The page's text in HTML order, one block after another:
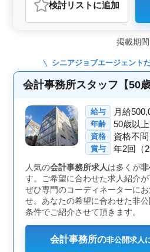
おすすめポイント
＜シニア向けキャリアチャンス
助業務です。シニア向けのキャ
ります。50代以上のベテラン経
ンサルティング業務経験者は優
で、経営アドバイスや
車通勤OK・賞与充実＞ 美栄橋
勤も可能です（駐車場無料）。
ます。働きがいのある環境で、
るところが魅力です。 ＜ワー
＞ 週休2日制で、土日祝休みに
末年始、GW休暇、有給休暇も取
時間帯で、休憩時間も60分確保
検討リスト に追加
掲載期
シニアジョブエージェント
会計事務所スタッフ【50
給与 月給
年齢 50歳以
資格 資格不問
賞与 年2回（2
人気の会計事務所求人は多くが
す。ご希望に合わせた求人紹介が
ぜひ専門のコーディネーターに
せ。あなたの希望に合わせた非
条件でご紹介させて頂きます。
会計事務所の非公開求人